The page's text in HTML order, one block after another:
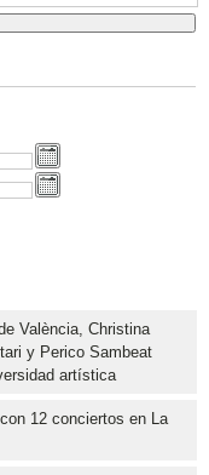
València, Christina
y Perico Sambeat
artística
12 conciertos en La